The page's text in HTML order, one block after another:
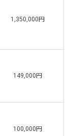
1,350,000円
149,000円
100,000円